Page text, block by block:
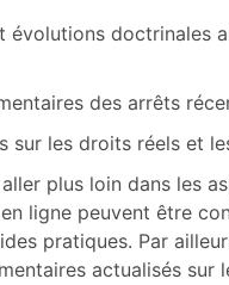
évolutions doctrinales
des arrêts
sur les droits réels et
plus loin dans les
ligne peuvent être
pratiques. Par
actualisés sur